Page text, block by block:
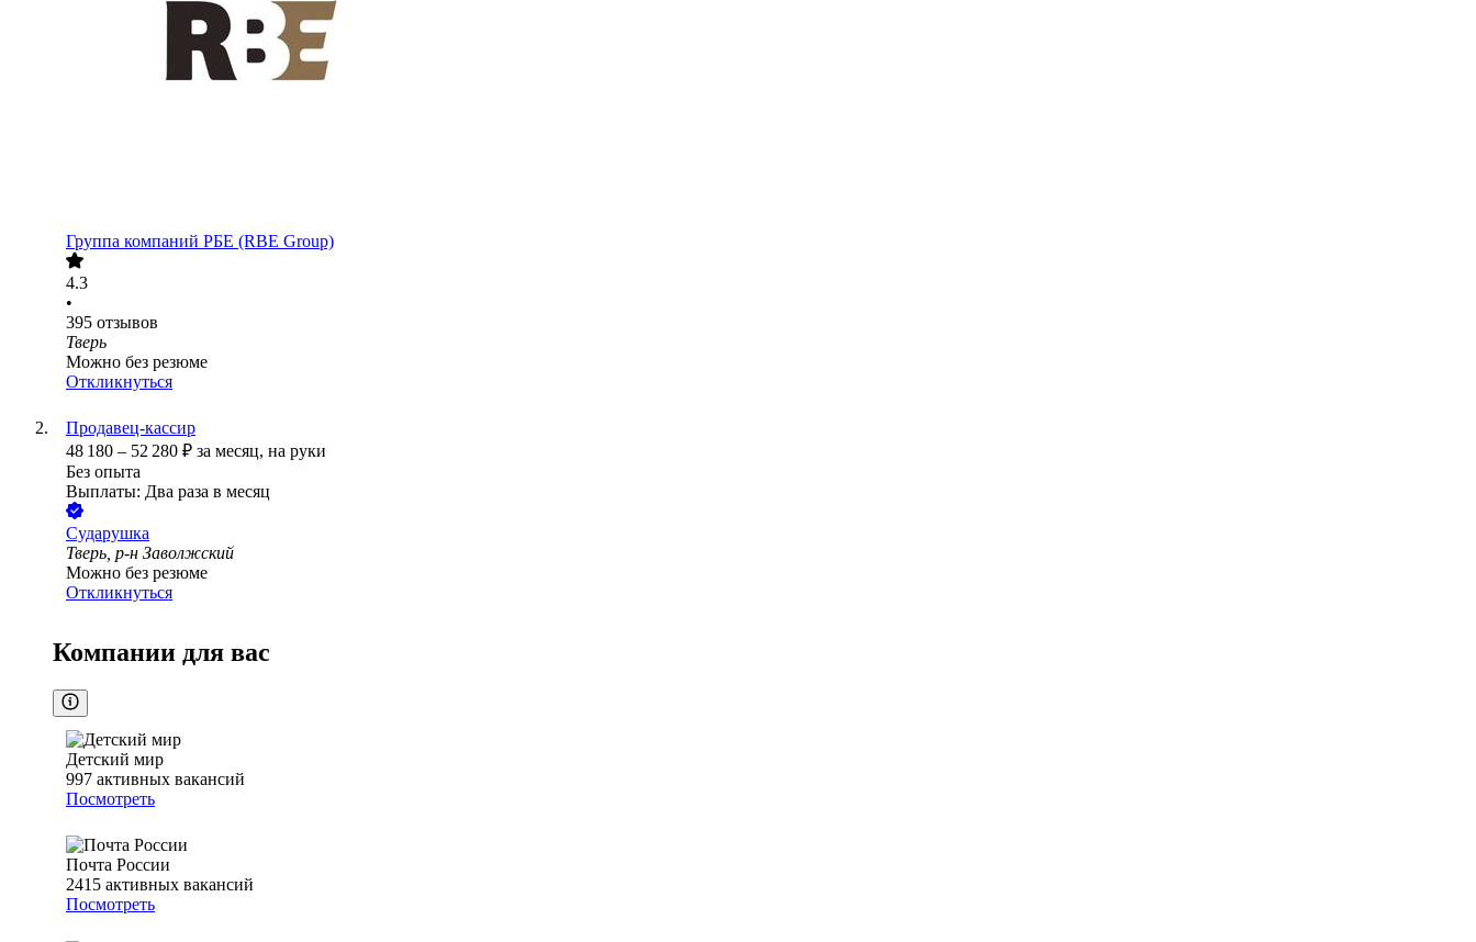
Группа компаний РБЕ (RBE Group)
4.3
•
395 отзывов
Тверь
Можно без резюме
Откликнуться
Продавец-кассир
48 180 – 52 280 ₽ за месяц, на руки
Без опыта
Выплаты: Два раза в месяц
Сударушка
Тверь, р-н Заволжский
Можно без резюме
Откликнуться
Компании для вас
Детский мир
997 активных вакансий
Посмотреть
Почта России
2415 активных вакансий
Посмотреть